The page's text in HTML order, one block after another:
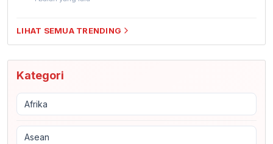
LIHAT SEMUA TRENDING
Kategori
Afrika
Asean